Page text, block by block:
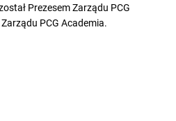
Prezesem Zarządu PCG
PCG Academia.